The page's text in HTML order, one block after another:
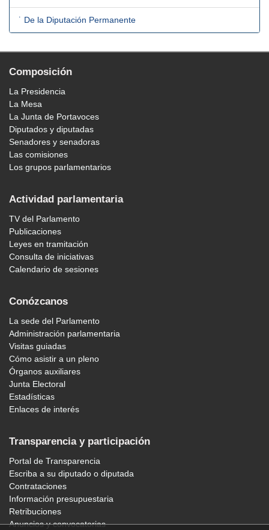
˙ De la Diputación Permanente
Composición
La Presidencia
La Mesa
La Junta de Portavoces
Diputados y diputadas
Senadores y senadoras
Las comisiones
Los grupos parlamentarios
Actividad parlamentaria
TV del Parlamento
Publicaciones
Leyes en tramitación
Consulta de iniciativas
Calendario de sesiones
Conózcanos
La sede del Parlamento
Administración parlamentaria
Visitas guiadas
Cómo asistir a un pleno
Órganos auxiliares
Junta Electoral
Estadísticas
Enlaces de interés
Transparencia y participación
Portal de Transparencia
Escriba a su diputado o diputada
Contrataciones
Información presupuestaria
Retribuciones
Anuncios y convocatorias